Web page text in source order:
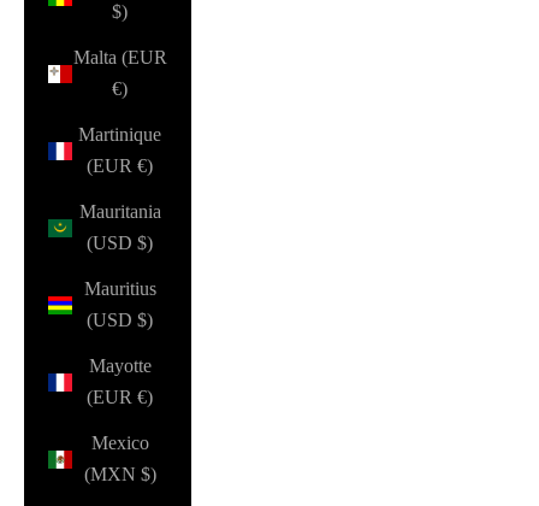
$)
Malta (EUR
€)
Martinique
(EUR €)
Mauritania
(USD $)
Mauritius
(USD $)
Mayotte
(EUR €)
Mexico
(MXN $)